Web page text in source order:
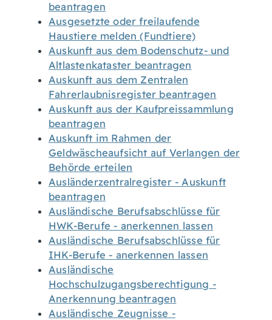
beantragen
Ausgesetzte oder freilaufende
Haustiere melden (Fundtiere)
Auskunft aus dem Bodenschutz- und
Altlastenkataster beantragen
Auskunft aus dem Zentralen
Fahrerlaubnisregister beantragen
Auskunft aus der Kaufpreissammlung
beantragen
Auskunft im Rahmen der
Geldwäscheaufsicht auf Verlangen der
Behörde erteilen
Ausländerzentralregister - Auskunft
beantragen
Ausländische Berufsabschlüsse für
HWK-Berufe - anerkennen lassen
Ausländische Berufsabschlüsse für
IHK-Berufe - anerkennen lassen
Ausländische
Hochschulzugangsberechtigung -
Anerkennung beantragen
Ausländische Zeugnisse -